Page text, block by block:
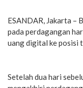
ESANDAR, Jakarta –
pada perdagangan
uang digital ke posisi
Setelah dua hari